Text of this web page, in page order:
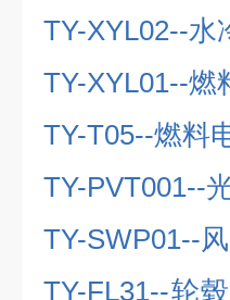
TY-XYL02--水
TY-XYL01--燃
TY-T05--燃料
TY-PVT001--
TY-SWP01--
TY-FL31--轮